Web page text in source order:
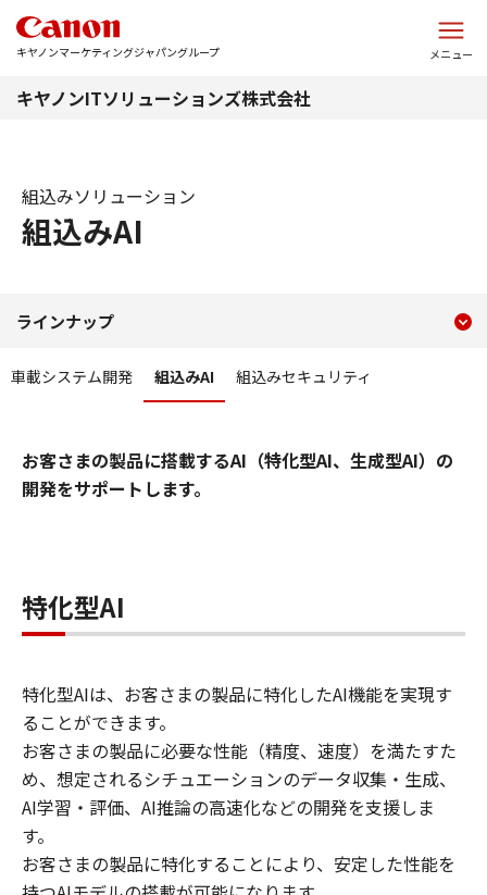
キヤノンマーケティングジャパングループ メニュー
キヤノンITソリューションズ株式会社
組込みAI
組込みソリューション
ラインナップ
車載システム開発 組込みAI 組込みセキュリティ
お客さまの製品に搭載するAI（特化型AI、生成型AI）の
開発をサポートします。
特化型AI
特化型AIは、お客さまの製品に特化したAI機能を実現す
ることができます。
お客さまの製品に必要な性能（精度、速度）を満たすた
め、想定されるシチュエーションのデータ収集・生成、
AI学習・評価、AI推論の高速化などの開発を支援しま
す。
お客さまの製品に特化することにより、安定した性能を